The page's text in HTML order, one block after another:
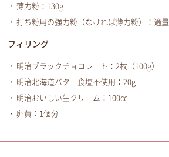
薄力粉：130g
打ち粉用の強力粉（なければ薄力粉）：適量
フィリング
明治ブラックチョコレート：2枚（100g）
明治北海道バター食塩不使用：20g
明治おいしい生クリーム：100cc
卵黄：1個分